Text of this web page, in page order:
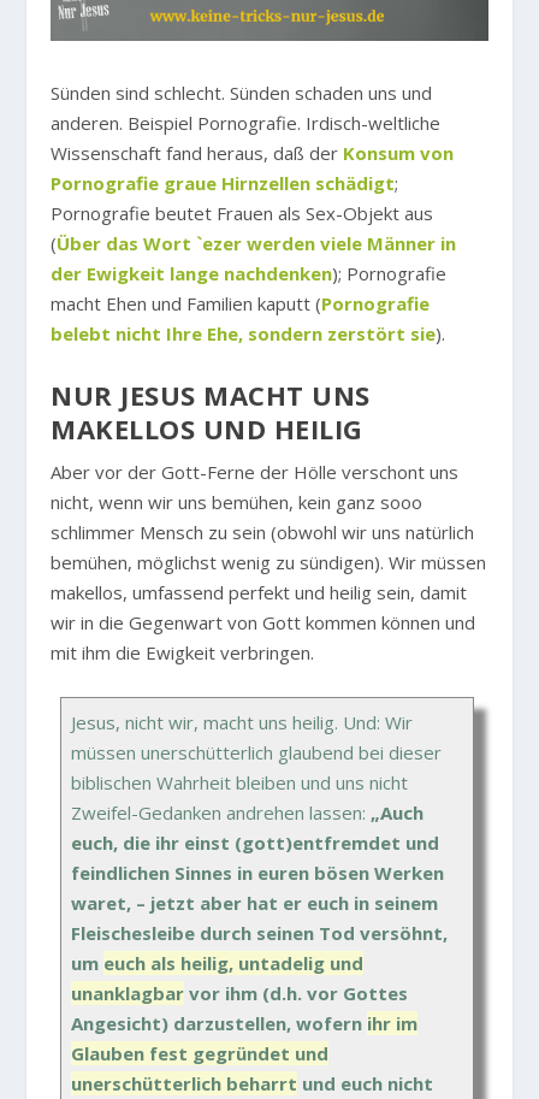
Sünden sind schlecht. Sünden schaden uns und
anderen. Beispiel Pornografie. Irdisch-weltliche
Wissenschaft fand heraus, daß der Konsum von
Pornografie graue Hirnzellen schädigt;
Pornografie beutet Frauen als Sex-Objekt aus
(Über das Wort `ezer werden viele Männer in
der Ewigkeit lange nachdenken); Pornografie
macht Ehen und Familien kaputt (Pornografie
belebt nicht Ihre Ehe, sondern zerstört sie).
NUR JESUS MACHT UNS
MAKELLOS UND HEILIG
Aber vor der Gott-Ferne der Hölle verschont uns
nicht, wenn wir uns bemühen, kein ganz sooo
schlimmer Mensch zu sein (obwohl wir uns natürlich
bemühen, möglichst wenig zu sündigen). Wir müssen
makellos, umfassend perfekt und heilig sein, damit
wir in die Gegenwart von Gott kommen können und
mit ihm die Ewigkeit verbringen.
Jesus, nicht wir, macht uns heilig. Und: Wir
müssen unerschütterlich glaubend bei dieser
biblischen Wahrheit bleiben und uns nicht
Zweifel-Gedanken andrehen lassen: „Auch
euch, die ihr einst (gott)entfremdet und
feindlichen Sinnes in euren bösen Werken
waret, – jetzt aber hat er euch in seinem
Fleischesleibe durch seinen Tod versöhnt,
um euch als heilig, untadelig und
unanklagbarvor ihm (d.h. vor Gottes
Angesicht) darzustellen, wofern ihr im
Glauben fest gegründet und
unerschütterlich beharrt und euch nicht